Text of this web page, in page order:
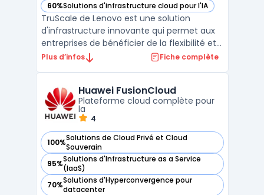
60%Solutions d'infrastructure cloud pour l'IA
— voir Lenovo TruScale Infrastructure Services dans cette
TruScale de Lenovo est une solution
d'infrastructure innovante qui permet aux
entreprises de bénéficier de la flexibilité et
de l'évolutivité du Cloud tout en conservant
l'usage, TruScale offre une ...
Plus d’infos Fiche complète
Huawei FusionCloud
Plateforme cloud complète pour
la
4
100%Solutions de Cloud Privé et Cloud
Souverain
— voir Huawei FusionCloud dans cette catégorie
95%Solutions d'Infrastructure as a Service
(IaaS)
— voir Huawei FusionCloud dans cette catégorie
70%Solutions d'Hyperconvergence pour
datacenter
— voir Huawei FusionCloud dans cette catégorie